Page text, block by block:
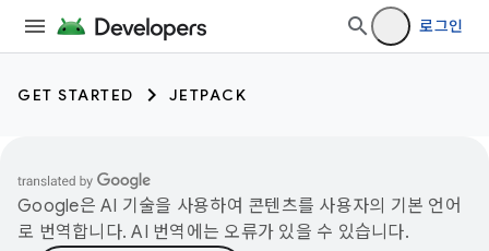
로그인
GET STARTED JETPACK
Google은 AI 기술을 사용하여 콘텐츠를 사용자의 기본 언어
로 번역합니다. AI 번역에는 오류가 있을 수 있습니다.